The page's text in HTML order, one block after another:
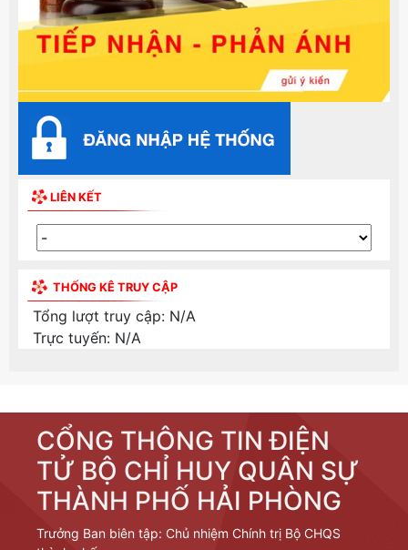
LIÊN KẾT
THỐNG KÊ TRUY CẬP
Tổng lượt truy cập: N/A
Trực tuyến: N/A
CỔNG THÔNG TIN ĐIỆN
TỬ BỘ CHỈ HUY QUÂN SỰ
THÀNH PHỐ HẢI PHÒNG
Trưởng Ban biên tập: Chủ nhiệm Chính trị Bộ CHQS